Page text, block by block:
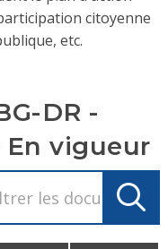
citoyenne
etc.
DR -
vigueur